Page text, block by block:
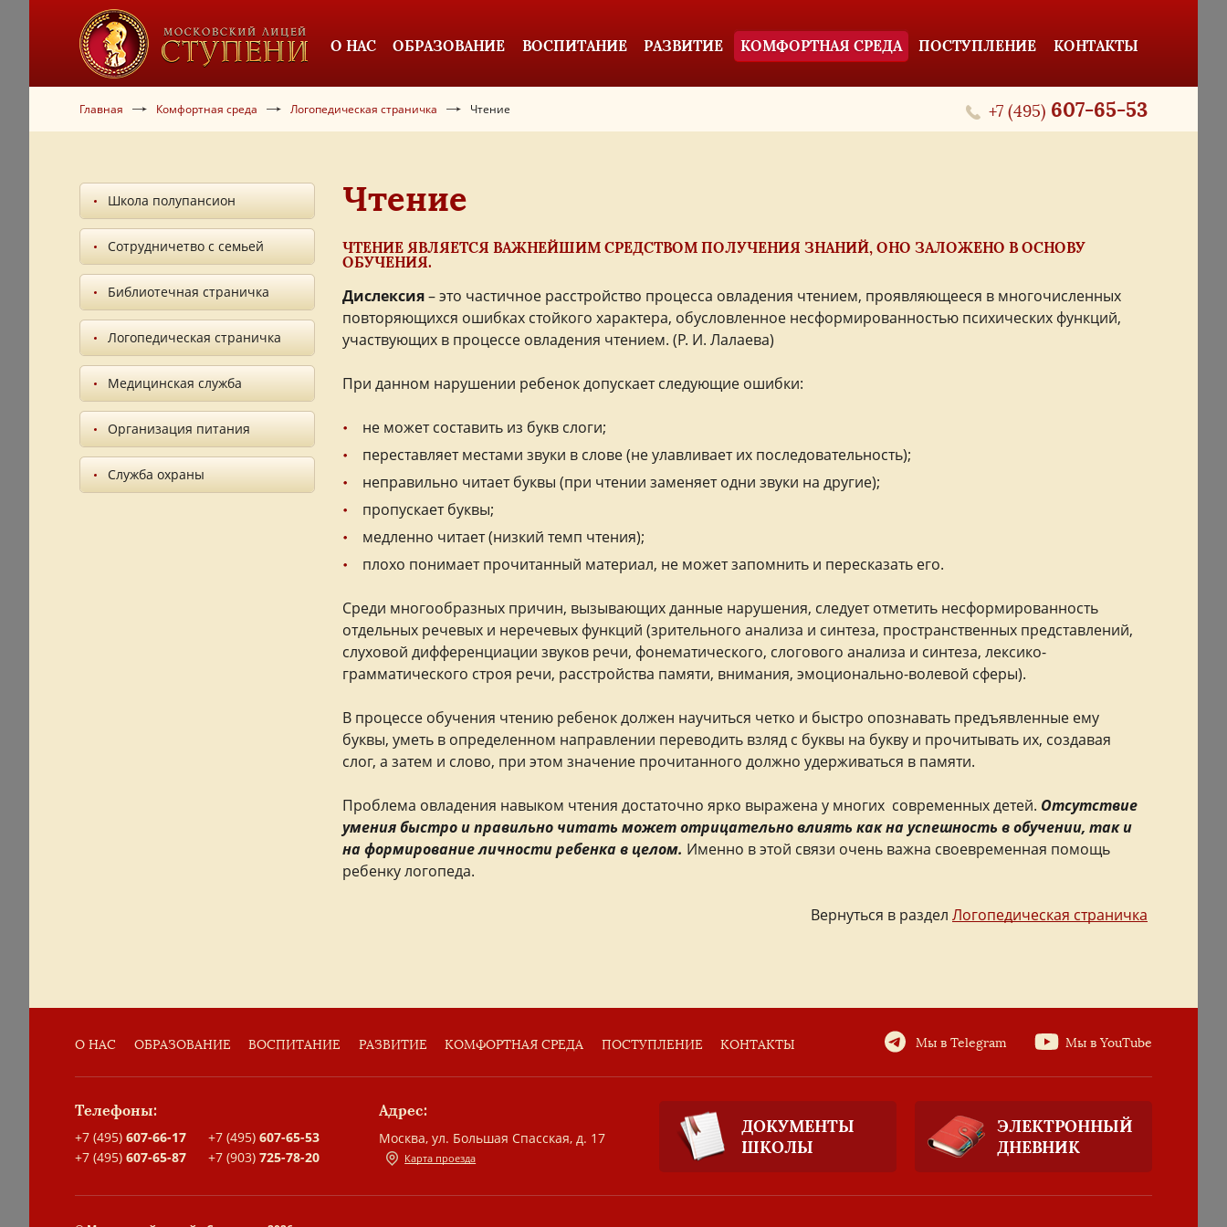
О НАС ОБРАЗОВАНИЕ ВОСПИТАНИЕ РАЗВИТИЕ КОМФОРТНАЯ СРЕДА ПОСТУПЛЕНИЕ КОНТАКТЫ
Главная Комфортная среда Логопедическая страничка Чтение +7 (495) 607-65-53
Школа полупансион
Сотрудничетво с семьей
Библиотечная страничка
Логопедическая страничка
Медицинская служба
Организация питания
Служба охраны
Чтение
ЧТЕНИЕ ЯВЛЯЕТСЯ ВАЖНЕЙШИМ СРЕДСТВОМ ПОЛУЧЕНИЯ ЗНАНИЙ, ОНО ЗАЛОЖЕНО В ОСНОВУ
ОБУЧЕНИЯ.
Дислексия– это частичное расстройство процесса овладения чтением, проявляющееся в многочисленных
повторяющихся ошибках стойкого характера, обусловленное несформированностью психических функций,
участвующих в процессе овладения чтением. (Р. И. Лалаева)
При данном нарушении ребенок допускает следующие ошибки:
не может составить из букв слоги;
переставляет местами звуки в слове (не улавливает их последовательность);
неправильно читает буквы (при чтении заменяет одни звуки на другие);
пропускает буквы;
медленно читает (низкий темп чтения);
плохо понимает прочитанный материал, не может запомнить и пересказать его.
Среди многообразных причин, вызывающих данные нарушения, следует отметить несформированность
отдельных речевых и неречевых функций (зрительного анализа и синтеза, пространственных представлений,
слуховой дифференциации звуков речи, фонематического, слогового анализа и синтеза, лексико-
грамматического строя речи, расстройства памяти, внимания, эмоционально-волевой сферы).
В процессе обучения чтению ребенок должен научиться четко и быстро опознавать предъявленные ему
буквы, уметь в определенном направлении переводить взляд с буквы на букву и прочитывать их, создавая
слог, а затем и слово, при этом значение прочитанного должно удерживаться в памяти.
Проблема овладения навыком чтения достаточно ярко выражена у многих современных детей. Отсутствие
умения быстро и правильно читать может отрицательно влиять как на успешность в обучении, так и
на формирование личности ребенка в целом. Именно в этой связи очень важна своевременная помощь
ребенку логопеда.
Вернуться в раздел Логопедическая страничка
О НАС ОБРАЗОВАНИЕ ВОСПИТАНИЕ РАЗВИТИЕ КОМФОРТНАЯ СРЕДА ПОСТУПЛЕНИЕ КОНТАКТЫ Мы в Telegram Мы в YouTube
Телефоны:
+7 (495) 607-66-17 +7 (495)607-65-53
+7 (495) 607-65-87 +7 (903)725-78-20
Адрес:
Москва, ул. Большая Спасская, д. 17
Карта проезда
ДОКУМЕНТЫ
ШКОЛЫ
ЭЛЕКТРОННЫЙ
ДНЕВНИК